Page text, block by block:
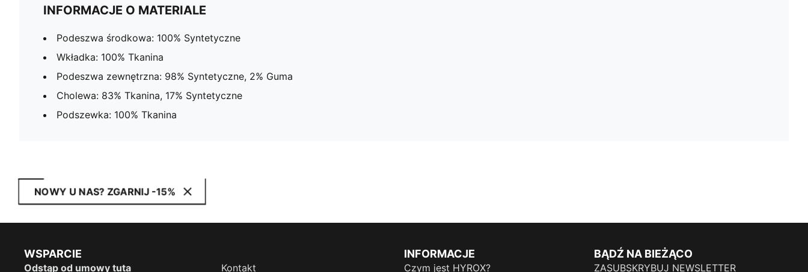
INFORMACJE O MATERIALE
Podeszwa środkowa: 100% Syntetyczne
Wkładka: 100% Tkanina
Podeszwa zewnętrzna: 98% Syntetyczne, 2% Guma
Cholewa: 83% Tkanina, 17% Syntetyczne
Podszewka: 100% Tkanina
NOWY U NAS? ZGARNIJ -15%
WSPARCIE
Odstąp od umowy tuta Kontakt
INFORMACJE
Czym jest HYROX?
BĄDŹ NA BIEŻĄCO
ZASUBSKRYBUJ NEWSLETTER